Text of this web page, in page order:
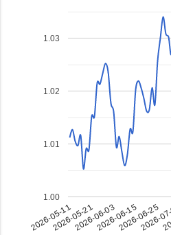
2026-05-112026-05-212026-06-032026-06-152026-06-25
2026-
1.00
1.01
1.02
1.03